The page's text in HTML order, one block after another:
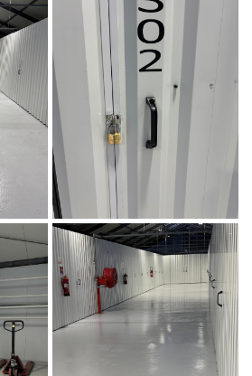
à recevoir nos propositions commerciales à
Vous pouvez vous désinscrire à tout moment en
INSCRIPTION